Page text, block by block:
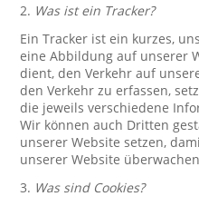
2. Was ist ein Tracker?
Ein Tracker ist ein kurzes,
eine Abbildung auf unserer
dient, den Verkehr auf
den Verkehr zu erfassen,
die jeweils verschiedene
Wir können auch Dritten
unserer Website setzen,
unserer Website
3. Was sind Cookies?